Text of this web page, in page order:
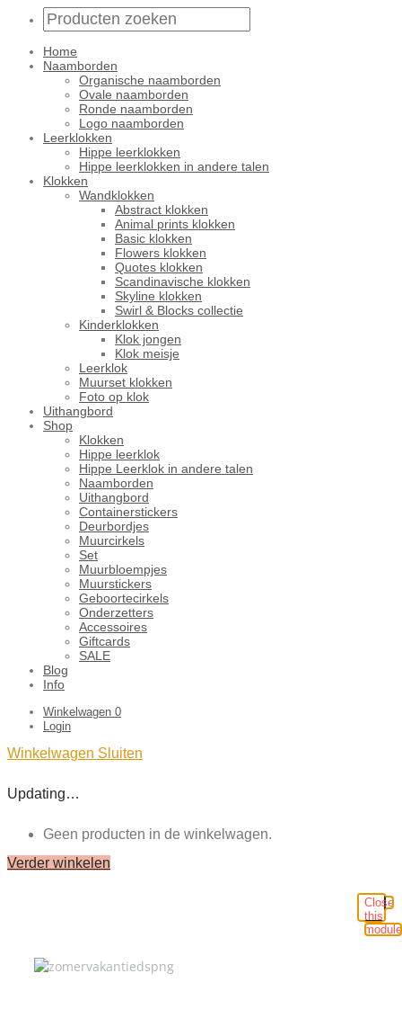
Home
Naamborden
Organische naamborden
Ovale naamborden
Ronde naamborden
Logo naamborden
Leerklokken
Hippe leerklokken
Hippe leerklokken in andere talen
Klokken
Wandklokken
Abstract klokken
Animal prints klokken
Basic klokken
Flowers klokken
Quotes klokken
Scandinavische klokken
Skyline klokken
Swirl & Blocks collectie
Kinderklokken
Klok jongen
Klok meisje
Leerklok
Muurset klokken
Foto op klok
Uithangbord
Shop
Klokken
Hippe leerklok
Hippe Leerklok in andere talen
Naamborden
Uithangbord
Containerstickers
Deurbordjes
Muurcirkels
Set
Muurbloempjes
Muurstickers
Geboortecirkels
Onderzetters
Accessoires
Giftcards
SALE
Blog
Info
Winkelwagen 0
Login
Winkelwagen Sluiten
Updating…
Geen producten in de winkelwagen.
Verder winkelen
Close
this
module